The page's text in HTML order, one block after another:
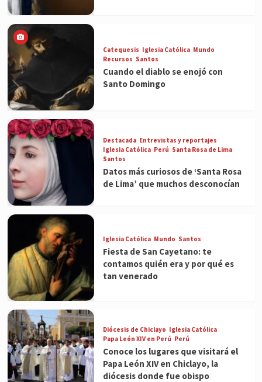
Catequesis Iglesia Católica Mundo
Recursos Santos
Cuando el diablo se enojó con
Santo Domingo
Destacada Entrevistas y reportajes
Iglesia Católica Perú Santa Rosa de Lima
Santos
Datos más curiosos de ‘Santa Rosa
de Lima’ que muchos desconocían
Iglesia Católica Mundo Santos
Fiesta de San Cayetano: te
contamos quién era y por qué es
tan venerado
Diócesis de Chiclayo Iglesia Católica
Papa León XIV en Perú Perú
Conoce los lugares que visitará el
Papa León XIV en Chiclayo, la
diócesis donde fue obispo